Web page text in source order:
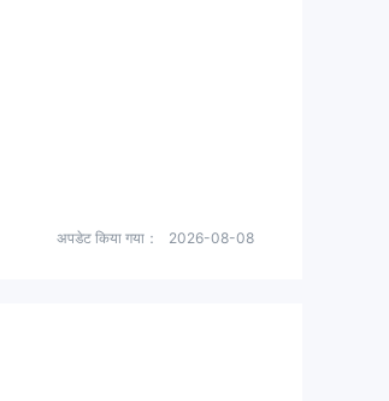
अपडेट किया गया： 2026-08-08